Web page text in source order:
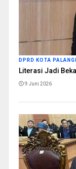
DPRD KOTA
Literasi Jadi
9 Juni 2026